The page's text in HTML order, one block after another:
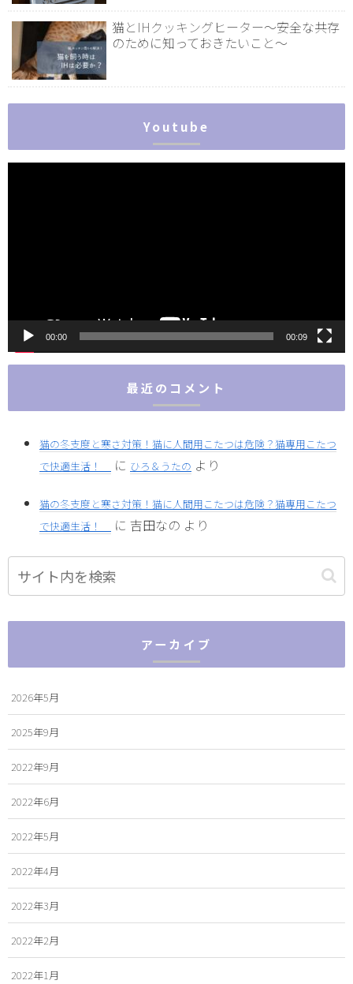
猫とIHクッキングヒーター～安全な共存
のために知っておきたいこと～
Youtube
00:00 00:09
最近のコメント
猫の冬支度と寒さ対策！猫に人間用こたつは危険？猫専用こたつ
で快適生活！
に ひろ＆うたの より
猫の冬支度と寒さ対策！猫に人間用こたつは危険？猫専用こたつ
で快適生活！
に 吉田なの より
アーカイブ
2026年5月
2025年9月
2022年9月
2022年6月
2022年5月
2022年4月
2022年3月
2022年2月
2022年1月